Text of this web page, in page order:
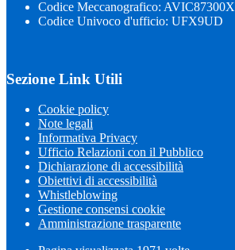
Codice Meccanografico: AVIC87300X
Codice Univoco d'ufficio: UFX9UD
Sezione Link Utili
Cookie policy
Note legali
Informativa Privacy
Ufficio Relazioni con il Pubblico
Dichiarazione di accessibilità
Obiettivi di accessibilità
Whistleblowing
Gestione consensi cookie
Amministrazione trasparente